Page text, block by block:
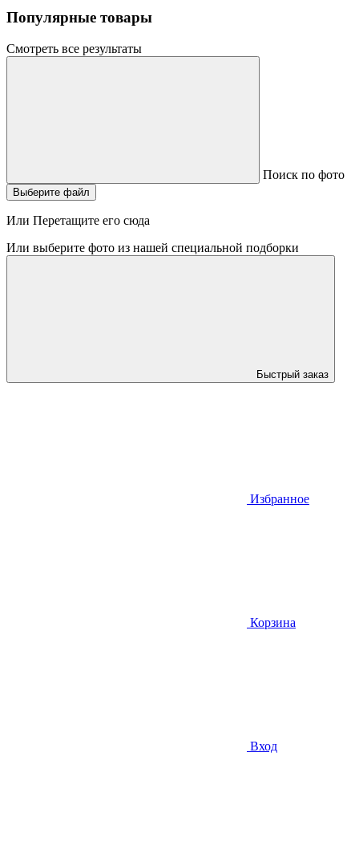
Популярные товары
Смотреть все результаты
Поиск по фото
Выберите файл
Или Перетащите его сюда
Или выберите фото из нашей специальной подборки
Быстрый заказ
Избранное
Корзина
Вход